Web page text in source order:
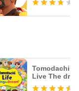
Tomodachi
Live The